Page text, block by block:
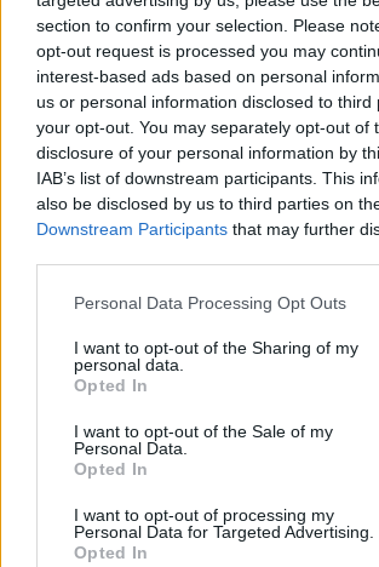
section to confirm your selection. Please
opt-out request is processed you may
interest-based ads based on personal
us or personal information disclosed to third
your opt-out. You may separately opt-out of
disclosure of your personal information by
IAB’s list of downstream participants. This
also be disclosed by us to third parties on
Downstream Participants that may further
Please note that this website/app uses one
not limited to your visit or usage behaviour.
grant or deny consent to Google and its
use your data for below specified purposes
consent section.
Personal Data Processing Opt Outs
I want to opt-out of the Sharing of my
personal data.
Opted In
I want to opt-out of the Sale of my
Personal Data.
Opted In
I want to opt-out of processing my
Personal Data for Targeted Advertising.
Opted In
AUTOMOVIL